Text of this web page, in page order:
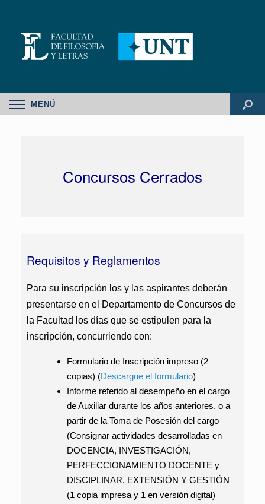
MENÚ
Concursos Cerrados
Requisitos y Reglamentos
Para su inscripción los y las aspirantes deberán
presentarse en el Departamento de Concursos de
la Facultad los días que se estipulen para la
inscripción, concurriendo con:
Formulario de Inscripción impreso(2
copias) (Descargue el formulario)
Informe referido al desempeño en el cargo
de Auxiliar durante los años anteriores, o a
partir de la Toma de Posesión del cargo
(Consignar actividades desarrolladas en
DOCENCIA, INVESTIGACIÓN,
PERFECCIONAMIENTO DOCENTE y
DISCIPLINAR, EXTENSIÓN Y GESTIÓN
(1 copia impresa y 1 en versión digital)